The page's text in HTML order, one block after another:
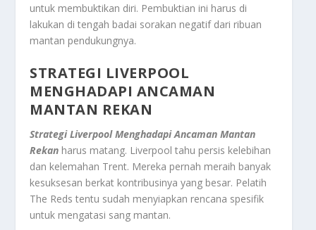
untuk membuktikan diri. Pembuktian ini harus di
lakukan di tengah badai sorakan negatif dari ribuan
mantan pendukungnya.
STRATEGI LIVERPOOL
MENGHADAPI ANCAMAN
MANTAN REKAN
Strategi Liverpool Menghadapi Ancaman Mantan
Rekan harus matang. Liverpool tahu persis kelebihan
dan kelemahan Trent. Mereka pernah meraih banyak
kesuksesan berkat kontribusinya yang besar. Pelatih
The Reds tentu sudah menyiapkan rencana spesifik
untuk mengatasi sang mantan.